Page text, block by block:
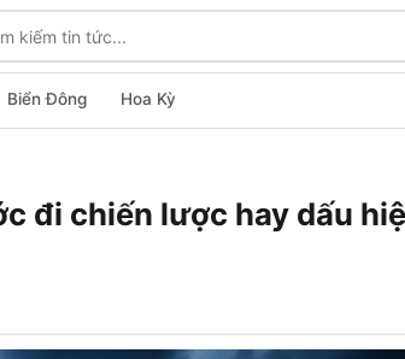
Biển Đông Hoa Kỳ
đi chiến lược hay dấu